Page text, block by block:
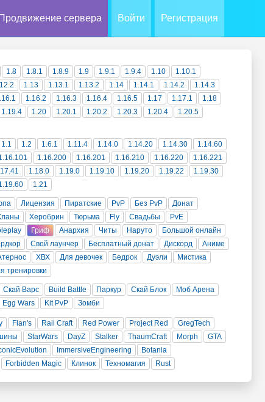
Продвижение сервера Войти Регистрация
1.8 1.8.1 1.8.9 1.9 1.9.1 1.9.4 1.10
1.10.1
1.13 1.13.1 1.13.2 1.14 1.14.1 1.14.2
1.14.3
1.16.2 1.16.3 1.16.4 1.16.5 1.17 1.17.1
1.18
1.19.4 1.20 1.20.1 1.20.2 1.20.3 1.20.4
1.20.5
1.1 1.2 1.6.1 1.11.4 1.14.0 1.14.20 1.14.30
1.14.60
1.16.200 1.16.201 1.16.210 1.16.220
1.16.221
1.18.0 1.19.0 1.19.10 1.19.20 1.19.22
1.19.30
1.21
Лицензия Пиратские PvP Без PvP
Донат
Херобрин Тюрьма Fly Свадьбы
PvE
Гриф Анархия Читы Наруто
Большой онлайн
Свой лаунчер Бесплатный донат Дискорд
Аниме
ХВХ Для девочек Бедрок Дуэли
Мистика
тренировки
Скай Варс Build Battle Паркур Скай Блок
Моб Арена
Egg Wars Kit PvP Зомби
Flan's Rail Craft Red Power Project Red
GregTech
StarWars DayZ Stalker ThaumCraft Morph
GTA
ImmersiveEngineering
Botania
Forbidden Magic Клинок Техномагия Rust